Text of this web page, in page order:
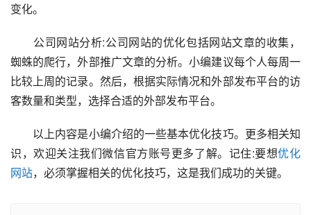
变化。
公司网站分析:公司网站的优化包括网站文章的收集，
蜘蛛的爬行，外部推广文章的分析。小编建议每个人每周一
比较上周的记录。然后，根据实际情况和外部发布平台的访
客数量和类型，选择合适的外部发布平台。
以上内容是小编介绍的一些基本优化技巧。更多相关知
识，欢迎关注我们微信官方账号更多了解。记住:要想优化
网站，必须掌握相关的优化技巧，这是我们成功的关键。